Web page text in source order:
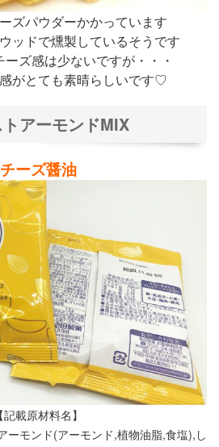
ズパウダーかかっています
ッドで燻製しているそうです
ズ感は少ないですが・・・
がとても素晴らしいです♡
トアーモンドMIX
チーズ醤油
【記載原材料名】
ーモンド(アーモンド,植物油脂,食塩),し